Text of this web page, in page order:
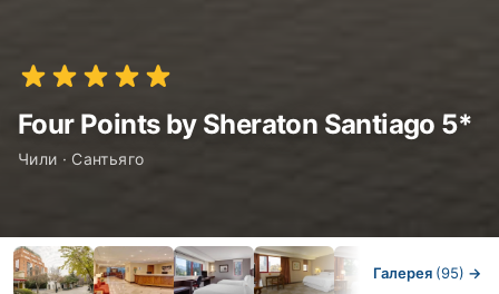
Four Points by Sheraton Santiago 5*
Чили · Сантьяго
Галерея (95) →